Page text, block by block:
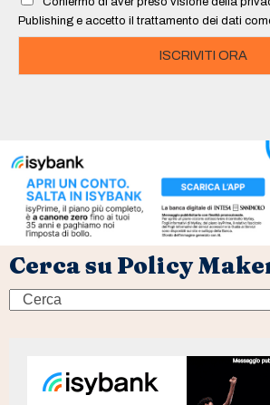
*
Publishing e accetto il trattamento dei dati
ISCRIVITI ORA
Cerca su Policy
Search